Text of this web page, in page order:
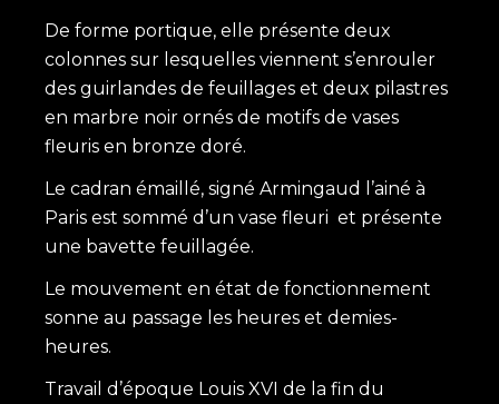
De forme portique, elle présente deux
colonnes sur lesquelles viennent s’enrouler
des guirlandes de feuillages et deux pilastres
en marbre noir ornés de motifs de vases
fleuris en bronze doré.
Le cadran émaillé, signé Armingaud l’ainé à
Paris est sommé d’un vase fleuri et présente
une bavette feuillagée.
Le mouvement en état de fonctionnement
sonne au passage les heures et demies-
heures.
Travail d’époque Louis XVI de la fin du